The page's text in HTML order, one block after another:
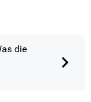
die